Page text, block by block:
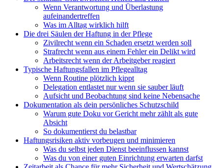
Wenn Verantwortung und Überlastung
aufeinandertreffen
Was im Alltag wirklich hilft
Die drei Säulen der Haftung in der Pflege
Zivilrecht wenn ein Schaden ersetzt werden soll
Strafrecht wenn aus einem Fehler ein Delikt wird
Arbeitsrecht wenn der Arbeitgeber reagiert
Typische Haftungsfallen im Pflegealltag
Wenn Routine plötzlich kippt
Delegation entlastet nur wenn sie sauber läuft
Aufsicht und Beobachtung sind keine Nebensache
Dokumentation als dein persönliches Schutzschild
Warum gute Doku vor Gericht mehr zählt als gute
Absicht
So dokumentierst du belastbar
Haftungsrisiken aktiv vorbeugen und minimieren
Was du selbst jeden Dienst beeinflussen kannst
Was du von einer guten Einrichtung erwarten darfst